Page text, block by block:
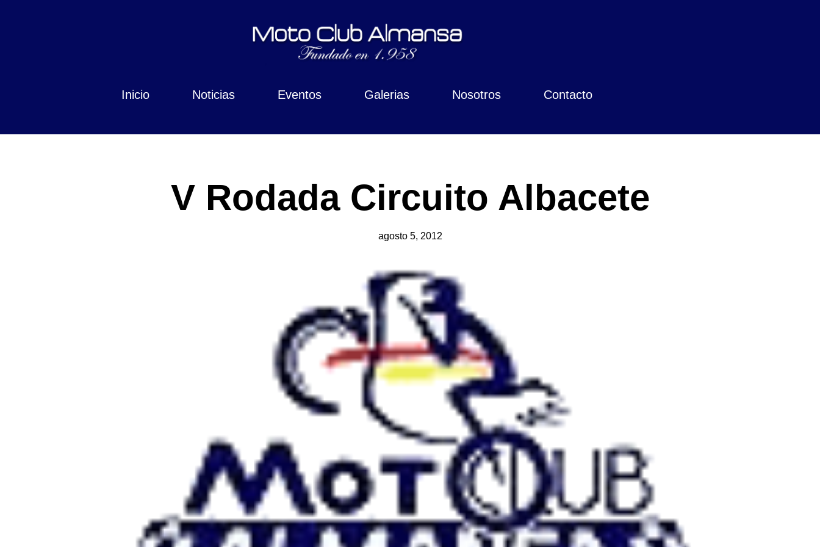
Inicio Noticias Eventos Galerias Nosotros Contacto
V Rodada Circuito Albacete
agosto 5, 2012